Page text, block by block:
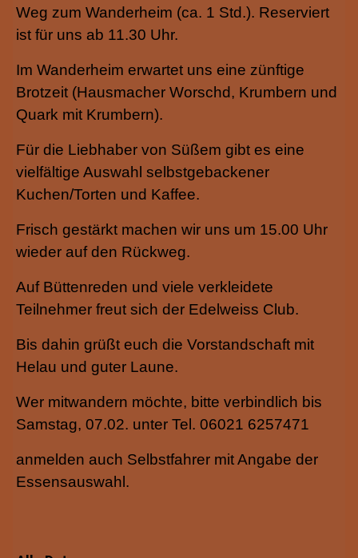
Weg zum Wanderheim (ca. 1 Std.). Reserviert
ist für uns ab 11.30 Uhr.
Im Wanderheim erwartet uns eine zünftige
Brotzeit (Hausmacher Worschd, Krumbern und
Quark mit Krumbern).
Für die Liebhaber von Süßem gibt es eine
vielfältige Auswahl selbstgebackener
Kuchen/Torten und Kaffee.
Frisch gestärkt machen wir uns um 15.00 Uhr
wieder auf den Rückweg.
Auf Büttenreden und viele verkleidete
Teilnehmer freut sich der Edelweiss Club.
Bis dahin grüßt euch die Vorstandschaft mit
Helau und guter Laune.
Wer mitwandern möchte, bitte verbindlich bis
Samstag, 07.02. unter Tel. 06021 6257471
anmelden auch Selbstfahrer mit Angabe der
Essensauswahl.